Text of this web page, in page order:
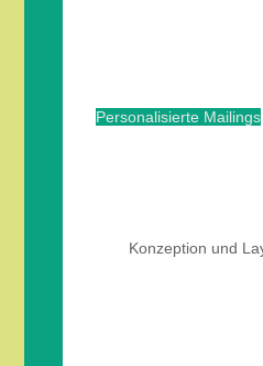
Personalisierte Mailings
Konzeption und